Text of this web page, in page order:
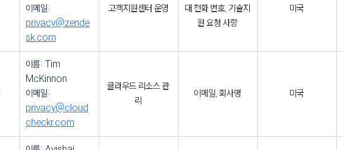
이메일:
privacy@zende
sk.com
고객지원센터 운영
대 전화 번호, 기술지
원 요청 사항
미국
이름: Tim
McKinnon
이메일:
privacy@cloud
checkr.com
클라우드 리소스 관
리
이메일, 회사명 미국